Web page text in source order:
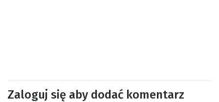
Zaloguj się aby dodać komentarz